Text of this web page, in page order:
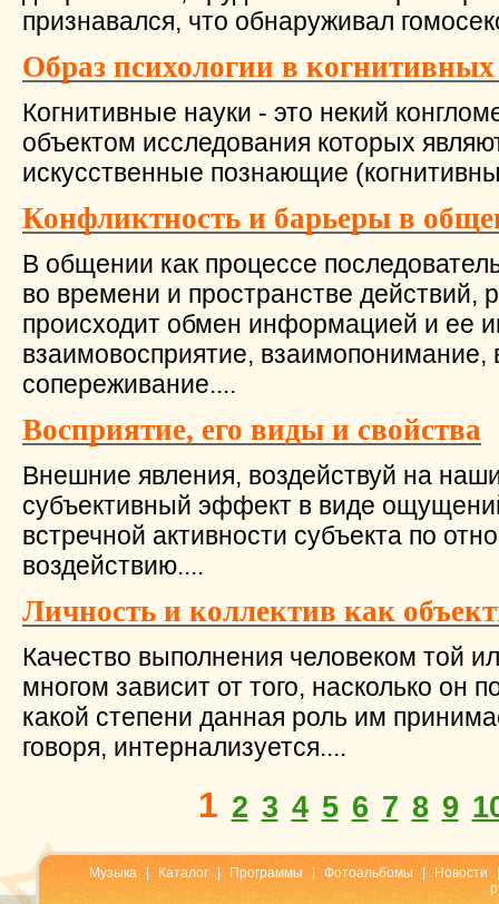
признавался, что обнаруживал
Образ психологии в
Когнитивные науки - это некий
объектом исследования которых
искусственные познающие
Конфликтность и барьеры в
В общении как процессе
во времени и пространстве действий,
происходит обмен информацией и ее
взаимовосприятие, взаимопонимание,
сопереживание....
Восприятие, его виды и свойства
Внешние явления, воздействуй на
субъективный эффект в виде
встречной активности субъекта по
воздействию....
Личность и коллектив как
Качество выполнения человеком той
многом зависит от того, насколько он
какой степени данная роль им
говоря, интернализуется....
1 2 3 4 5 6 7 8 9
Музыка Каталог Программы Фотоальбомы Новости